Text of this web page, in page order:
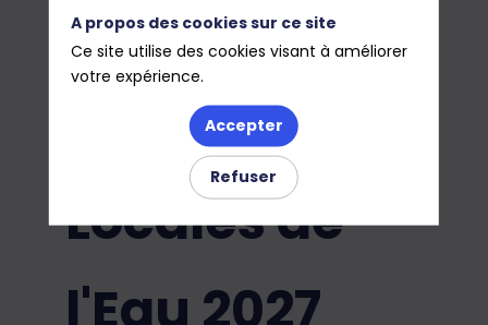
Carrefour
des Gestions
Locales de
A propos des cookies sur ce site
Ce site utilise des cookies visant à améliorer
votre expérience.
Accepter
Refuser